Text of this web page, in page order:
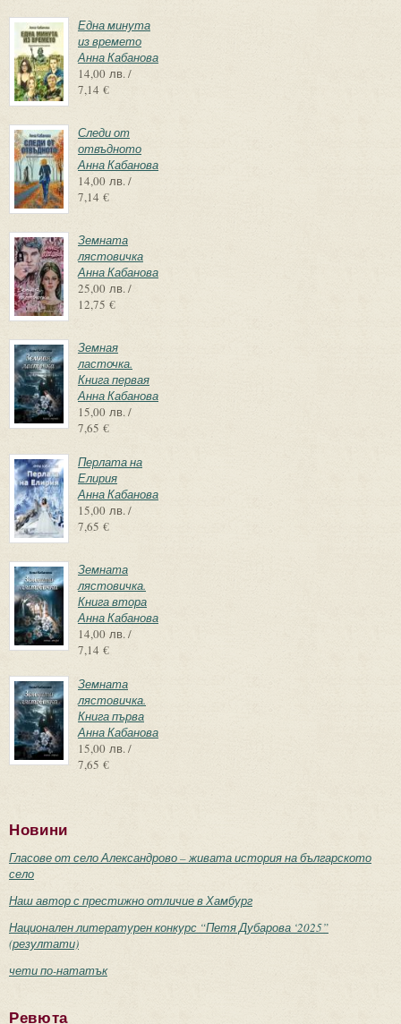
Една минута
из времето
Анна Кабанова
14,00 лв. /
7,14 €
Следи от
отвъдното
Анна Кабанова
14,00 лв. /
7,14 €
Земната
лястовичка
Анна Кабанова
25,00 лв. /
12,75 €
Земная
ласточка.
Книга первая
Анна Кабанова
15,00 лв. /
7,65 €
Перлата на
Елирия
Анна Кабанова
15,00 лв. /
7,65 €
Земната
лястовичка.
Книга втора
Анна Кабанова
14,00 лв. /
7,14 €
Земната
лястовичка.
Книга първа
Анна Кабанова
15,00 лв. /
7,65 €
Новини
Гласове от село Александрово – живата история на българското
село
Наш автор с престижно отличие в Хамбург
Национален литературен конкурс “Петя Дубарова ‘2025”
(резултати)
чети по-нататък
Ревюта